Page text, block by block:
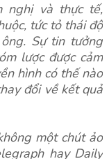
nghị và thực tế,
tức tỏ thái độ
Sự tin tưởng
lược được cảm
hình có thế nào
đổi về kết quả
một chút ảo
hay Daily